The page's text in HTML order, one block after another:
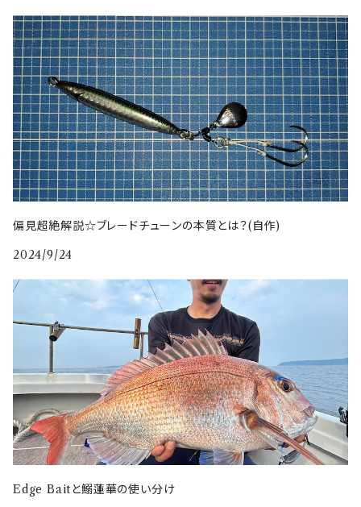
偏見超絶解説☆ブレードチューンの本質とは？(自作)
2024/9/24
Edge Baitと鰯蓮華の使い分け